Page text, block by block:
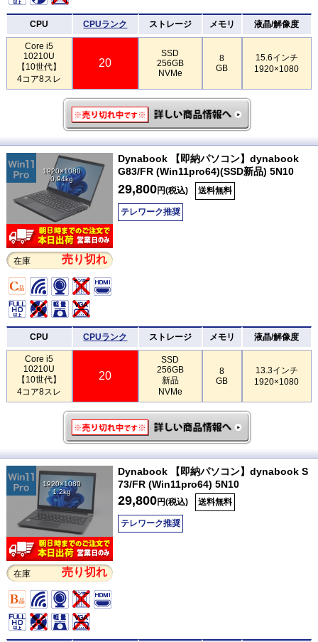
CPU CPUランク ストレージ メモリ 液晶/解像度
Core i5
10210U
【10世代】
4コア8スレ
20
SSD
256GB
NVMe
8
GB
15.6インチ
1920×1080
1920×1080
0.94kg
在庫 売り切れ
Dynabook 【即納パソコン】dynabook
G83/FR (Win11pro64)(SSD新品) 5N10
29,800円(税込) 送料無料
テレワーク推奨
CPU CPUランク ストレージ メモリ 液晶/解像度
Core i5
10210U
【10世代】
4コア8スレ
20
SSD
256GB
新品
NVMe
8
GB
13.3インチ
1920×1080
1920×1080
1.2kg
在庫 売り切れ
Dynabook 【即納パソコン】dynabook S
73/FR (Win11pro64) 5N10
29,800円(税込) 送料無料
テレワーク推奨